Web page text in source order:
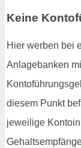
Keine
Hier werben bei
Anlagebanken
diesem Punkt
jeweilige